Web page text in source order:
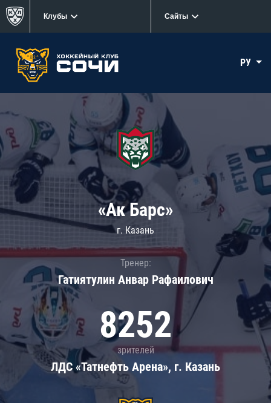
Клубы Сайты
РУ
«Ак Барс»
г. Казань
Тренер:
Гатиятулин Анвар Рафаилович
8252
зрителей
ЛДС «Татнефть Арена», г. Казань